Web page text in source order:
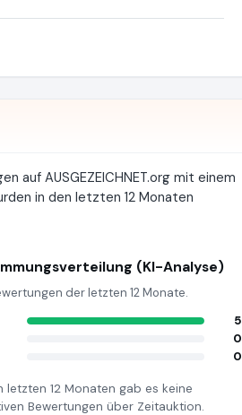
auf AUSGEZEICHNET.org mit einem
in den letzten 12 Monaten
(KI-Analyse)
der letzten 12 Monate.
5
0
0
letzten 12 Monaten gab es keine
Bewertungen über Zeitauktion.